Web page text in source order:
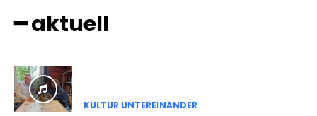
━ aktuell
KULTUR UNTEREINANDER